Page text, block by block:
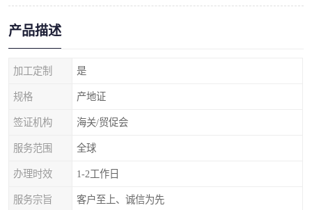
产品描述
加工定制 是
规格 产地证
签证机构 海关/贸促会
服务范围 全球
办理时效 1-2工作日
服务宗旨 客户至上、诚信为先